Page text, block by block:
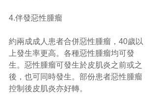
4.伴發惡性腫瘤
約兩成成人患者合併惡性腫瘤，40歲以
上發生率更高。各種惡性腫瘤均可發
生。惡性腫瘤可發生於皮肌炎之前或之
後，也可同時發生。部份患者惡性腫瘤
控制後皮肌炎亦好轉。